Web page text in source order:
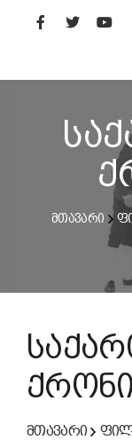
მთავარი
მთავარი